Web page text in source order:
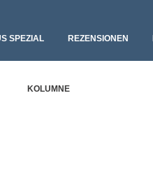
SPEZIAL REZENSIONEN
KOLUMNE